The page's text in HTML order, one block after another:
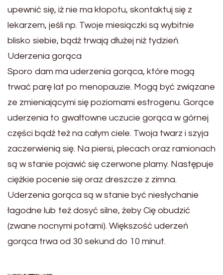
upewnić się, iż nie ma kłopotu, skontaktuj się z
lekarzem, jeśli np. Twoje miesiączki są wybitnie
blisko siebie, bądź trwają dłużej niż tydzień.
Uderzenia gorąca
Sporo dam ma uderzenia gorąca, które mogą
trwać parę lat po menopauzie. Mogą być związane
ze zmieniającymi się poziomami estrogenu. Gorące
uderzenia to gwałtowne uczucie gorąca w górnej
części bądź też na całym ciele. Twoja twarz i szyja
zaczerwienią się. Na piersi, plecach oraz ramionach
są w stanie pojawić się czerwone plamy. Następuje
ciężkie pocenie się oraz dreszcze z zimna.
Uderzenia gorąca są w stanie być niesłychanie
łagodne lub też dosyć silne, żeby Cię obudzić
(zwane nocnymi potami). Większość uderzeń
gorąca trwa od 30 sekund do 10 minut.